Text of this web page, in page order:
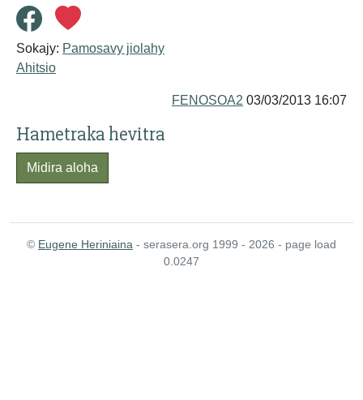
Sokajy: Pamosavy jiolahy
Ahitsio
FENOSOA2 03/03/2013 16:07
Hametraka hevitra
Midira aloha
© Eugene Heriniaina - serasera.org 1999 - 2026 - page load
0.0247